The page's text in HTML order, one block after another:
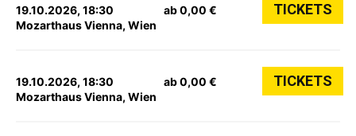
19.10.2026, 18:30
Mozarthaus Vienna, Wien
ab 0,00 € TICKETS
19.10.2026, 18:30
Mozarthaus Vienna, Wien
ab 0,00 € TICKETS